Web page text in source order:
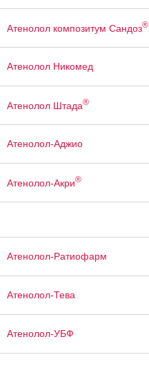
Атенолол композитум Сандоз®
Атенолол Никомед
Атенолол Штада®
Атенолол-Аджио
Атенолол-Акри®
Атенолол-Ратиофарм
Атенолол-Тева
Атенолол-УБФ